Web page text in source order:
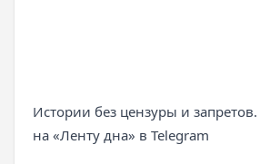
Истории без цензуры и
на «Ленту дна» в Telegram